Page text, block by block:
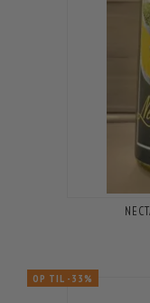
OP TIL -33%